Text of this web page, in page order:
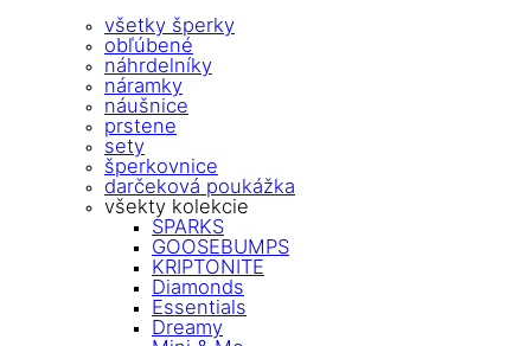
všetky šperky
obľúbené
náhrdelníky
náramky
náušnice
prstene
sety
šperkovnice
darčeková poukážka
všekty kolekcie
SPARKS
GOOSEBUMPS
KRIPTONITE
Diamonds
Essentials
Dreamy